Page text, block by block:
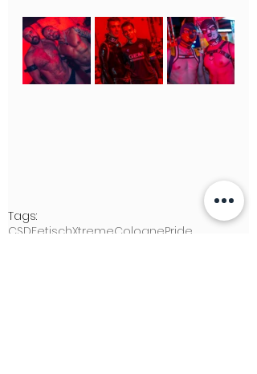
Tags:
CSDFetischXtremeColognePride